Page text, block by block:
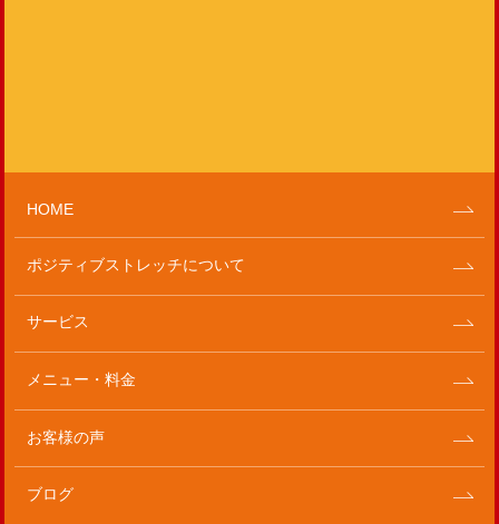
HOME
ポジティブストレッチについて
サービス
メニュー・料金
お客様の声
ブログ